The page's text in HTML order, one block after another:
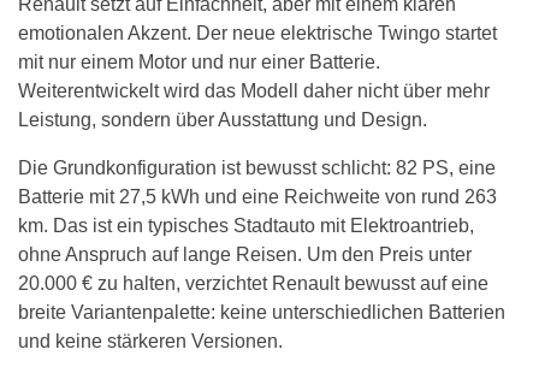
Renault setzt auf Einfachheit, aber mit einem klaren
emotionalen Akzent. Der neue elektrische Twingo startet
mit nur einem Motor und nur einer Batterie.
Weiterentwickelt wird das Modell daher nicht über mehr
Leistung, sondern über Ausstattung und Design.
Die Grundkonfiguration ist bewusst schlicht: 82 PS, eine
Batterie mit 27,5 kWh und eine Reichweite von rund 263
km. Das ist ein typisches Stadtauto mit Elektroantrieb,
ohne Anspruch auf lange Reisen. Um den Preis unter
20.000 € zu halten, verzichtet Renault bewusst auf eine
breite Variantenpalette: keine unterschiedlichen Batterien
und keine stärkeren Versionen.